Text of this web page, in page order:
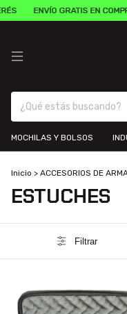
ENVÍO GRATIS EN
MOCHILAS Y BOLSOS
Inicio > ACCESORIOS DE
ESTUCHES
Filtrar